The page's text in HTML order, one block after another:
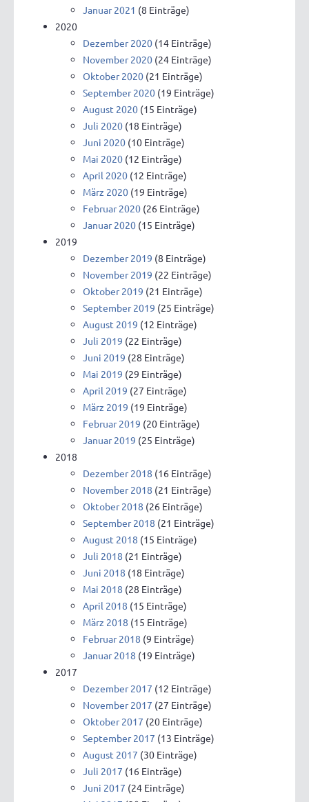
Januar 2021 (8 Einträge)
2020
Dezember 2020 (14 Einträge)
November 2020 (24 Einträge)
Oktober 2020 (21 Einträge)
September 2020 (19 Einträge)
August 2020 (15 Einträge)
Juli 2020 (18 Einträge)
Juni 2020 (10 Einträge)
Mai 2020 (12 Einträge)
April 2020 (12 Einträge)
März 2020 (19 Einträge)
Februar 2020 (26 Einträge)
Januar 2020 (15 Einträge)
2019
Dezember 2019 (8 Einträge)
November 2019 (22 Einträge)
Oktober 2019 (21 Einträge)
September 2019 (25 Einträge)
August 2019 (12 Einträge)
Juli 2019 (22 Einträge)
Juni 2019 (28 Einträge)
Mai 2019 (29 Einträge)
April 2019 (27 Einträge)
März 2019 (19 Einträge)
Februar 2019 (20 Einträge)
Januar 2019 (25 Einträge)
2018
Dezember 2018 (16 Einträge)
November 2018 (21 Einträge)
Oktober 2018 (26 Einträge)
September 2018 (21 Einträge)
August 2018 (15 Einträge)
Juli 2018 (21 Einträge)
Juni 2018 (18 Einträge)
Mai 2018 (28 Einträge)
April 2018 (15 Einträge)
März 2018 (15 Einträge)
Februar 2018 (9 Einträge)
Januar 2018 (19 Einträge)
2017
Dezember 2017 (12 Einträge)
November 2017 (27 Einträge)
Oktober 2017 (20 Einträge)
September 2017 (13 Einträge)
August 2017 (30 Einträge)
Juli 2017 (16 Einträge)
Juni 2017 (24 Einträge)